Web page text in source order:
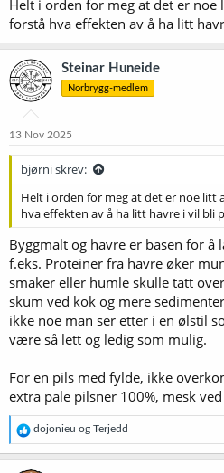
Helt i orden for meg at det er noe
forstå hva effekten av å ha litt
Steinar Huneide
Norbrygg-medlem
13 Nov 2025
bjørni skrev:
Helt i orden for meg at det er noe litt
hva effekten av å ha litt havre i vil bli
Byggmalt og havre er basen for å
f.eks. Proteiner fra havre øker
smaker eller humle skulle tatt
skum ved kok og mere
ikke noe man ser etter i en ølstil
være så lett og ledig som mulig.
For en pils med fylde, ikke
extra pale pilsner 100%, mesk
R
e
a
k
dojonieu og Terjedd